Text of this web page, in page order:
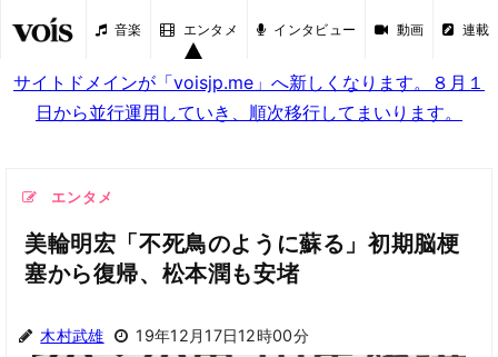
音楽 エンタメ インタビュー 動画 連載
サイトドメインが「voisjp.me」へ新しくなります。８月１
日から並行運用していき、順次移行してまいります。
エンタメ
美輪明宏「不死鳥のように蘇る」初期脳梗
塞から復帰、松本潤も安堵
木村武雄 19年12月17日12時00分